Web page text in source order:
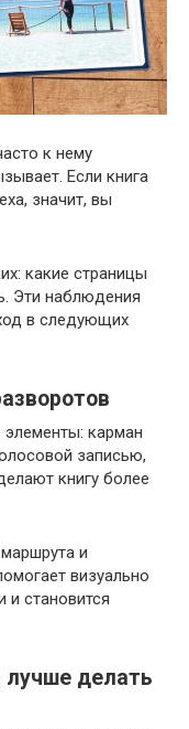
к нему
Если книга
значит, вы
какие страницы
Эти наблюдения
в следующих
элементы: карман
записью,
книгу более
и
визуально
и становится
лучше делать